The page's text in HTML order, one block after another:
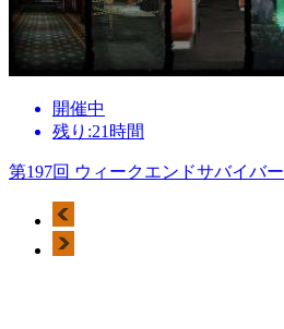
開催中
残り:21時間
第197回 ウィークエンドサバイバー